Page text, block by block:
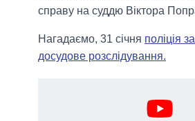
справу на суддю Віктора
Нагадаємо, 31 січня поліція
досудове розслідування.